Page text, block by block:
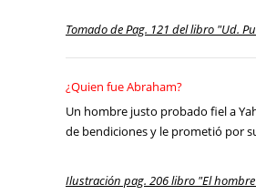
Tomado de Pag. 121 del libro "Ud.
¿Quien fue Abraham?
Un hombre justo probado fiel a
de bendiciones y le prometió por
Ilustración pag. 206 libro "El